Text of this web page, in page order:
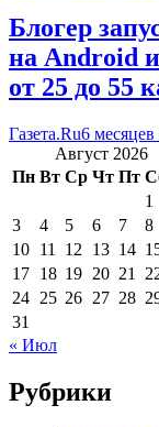
Блогер
на Android
от 25 до 55
Газета.Ru6 месяцев
Август 2026
Пн Вт Ср Чт Пт
1
3
4 5 6 7 8
10 11 12 13 14
17 18 19 20 21
24 25 26 27 28
31
« Июл
Рубрики